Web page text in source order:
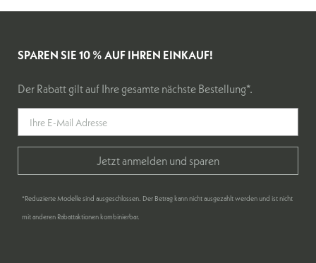
SPAREN SIE 10 % AUF IHREN EINKAUF!
Der Rabatt gilt auf Ihre gesamte nächste Bestellung*.
Jetzt anmelden und sparen
*Reduzierte Modelle sind ausgeschlossen. Der Betrag kann nicht ausgezahlt werden und ist nicht
mit anderen Rabattaktionen kombinierbar.